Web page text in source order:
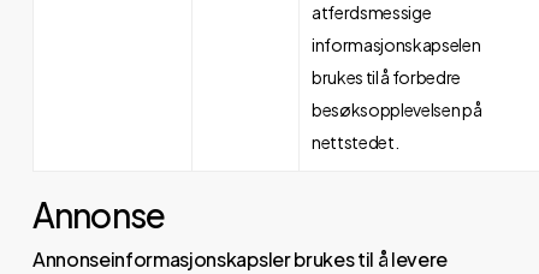
atferdsmessige
informasjonskapselen
brukes til å forbedre
besøksopplevelsen på
nettstedet.
Annonse
Annonseinformasjonskapsler brukes til å levere